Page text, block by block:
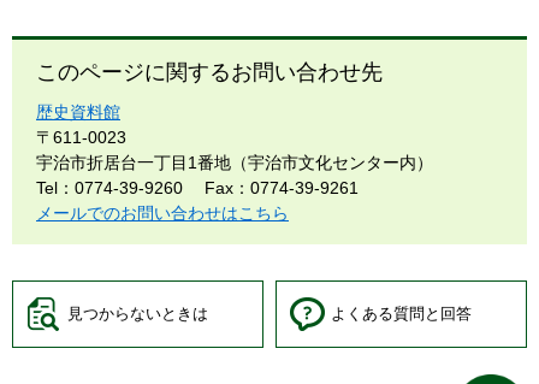
このページに関するお問い合わせ先
歴史資料館
〒611-0023
宇治市折居台一丁目1番地（宇治市文化センター内）
Tel：0774-39-9260
Fax：0774-39-9261
メールでのお問い合わせはこちら
見つからないときは よくある質問と回答